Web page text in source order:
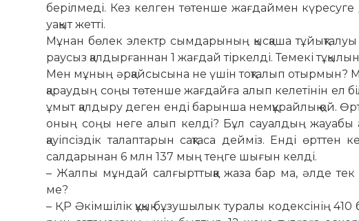
берілмеді. Кез келген төтенше жағдаймен күресуге
уақыт жетті.
Мұнан бөлек электр сымдарының қысқаша
рау­сыз қалдырғаннан 1 жағдай тіркелді. Темекі
Мен мұның әрқайсысына не үшін тоқталып отырмын?
қараудың соңы төтенше жағ­дайға алып келетінін ел
ұмыт қалдыру деген енді барынша немқұрайлық қой.
оның соңы неге алып келді? Бұл сауалдың жауабы
қауіп­сіздік талаптарын сақтаса дейміз. Енді
салдарынан 6 млн 137 мың теңге шығын келді.
– Жалпы мұндай салғырттыққа жаза бар ма, әлде
ме?
– ҚР Әкімшілік құқық бұзушылык ту­ралы кодексінің 410